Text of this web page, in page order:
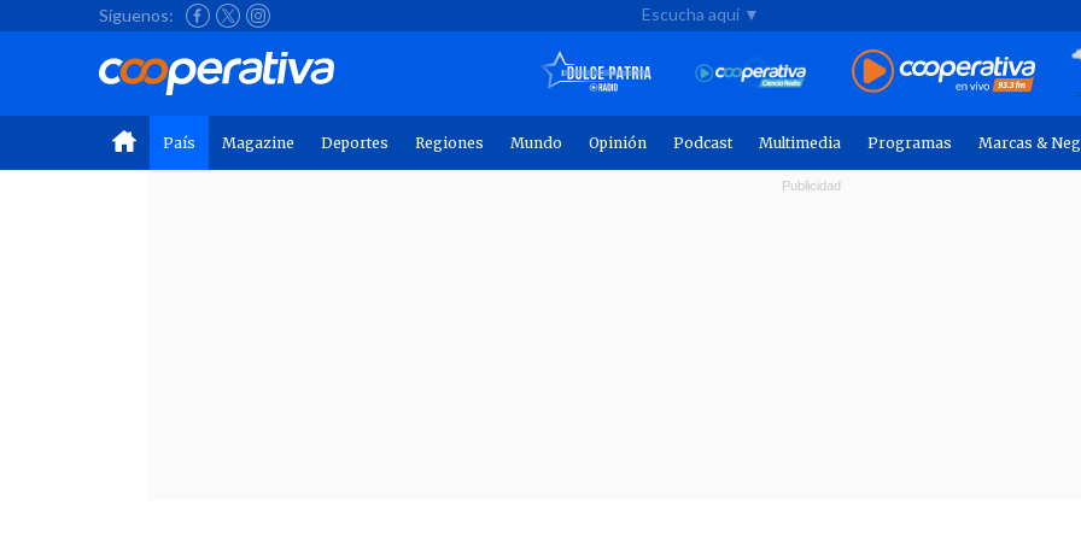
Síguenos: Escucha aquí ▼
País Magazine Deportes Regiones Mundo Opinión Podcast Multimedia Programas Marcas &